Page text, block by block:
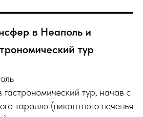
в Неаполь и
тур
гастрономический тур, начав с
таралло (пикантного печенья